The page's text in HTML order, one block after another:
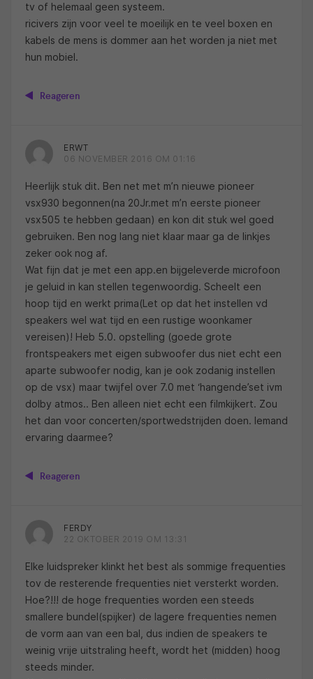
tv of helemaal geen systeem.
ricivers zijn voor veel te moeilijk en te veel boxen en
kabels de mens is dommer aan het worden ja niet met
hun mobiel.
Reageren
ERWT
06 NOVEMBER 2016 OM 01:16
Heerlijk stuk dit. Ben net met m’n nieuwe pioneer
vsx930 begonnen(na 20Jr.met m’n eerste pioneer
vsx505 te hebben gedaan) en kon dit stuk wel goed
gebruiken. Ben nog lang niet klaar maar ga de linkjes
zeker ook nog af.
Wat fijn dat je met een app.en bijgeleverde microfoon
je geluid in kan stellen tegenwoordig. Scheelt een
hoop tijd en werkt prima(Let op dat het instellen vd
speakers wel wat tijd en een rustige woonkamer
vereisen)! Heb 5.0. opstelling (goede grote
frontspeakers met eigen subwoofer dus niet echt een
aparte subwoofer nodig, kan je ook zodanig instellen
op de vsx) maar twijfel over 7.0 met ‘hangende’set ivm
dolby atmos.. Ben alleen niet echt een filmkijkert. Zou
het dan voor concerten/sportwedstrijden doen. Iemand
ervaring daarmee?
Reageren
FERDY
22 OKTOBER 2019 OM 13:31
Elke luidspreker klinkt het best als sommige frequenties
tov de resterende frequenties niet versterkt worden.
Hoe?!!! de hoge frequenties worden een steeds
smallere bundel(spijker) de lagere frequenties nemen
de vorm aan van een bal, dus indien de speakers te
weinig vrije uitstraling heeft, wordt het (midden) hoog
steeds minder.